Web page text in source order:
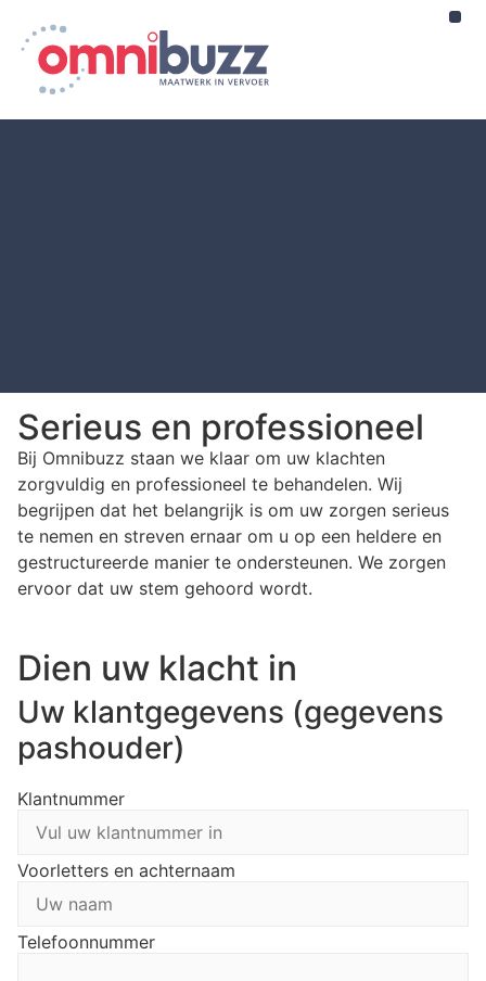
Serieus en professioneel
Bij Omnibuzz staan we klaar om uw klachten
zorgvuldig en professioneel te behandelen. Wij
begrijpen dat het belangrijk is om uw zorgen serieus
te nemen en streven ernaar om u op een heldere en
gestructureerde manier te ondersteunen. We zorgen
ervoor dat uw stem gehoord wordt.
Dien uw klacht in
Uw klantgegevens (gegevens
pashouder)
Klantnummer
Voorletters en achternaam
Telefoonnummer